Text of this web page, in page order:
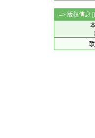
-=> 版权信息 [